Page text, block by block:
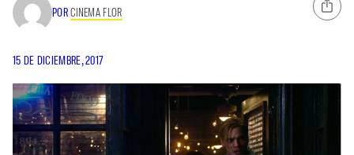
PORCINEMA FLOR
15 DE DICIEMBRE, 2017